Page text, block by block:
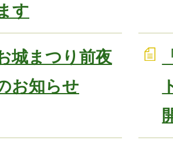
す
城まつり前夜
お知らせ